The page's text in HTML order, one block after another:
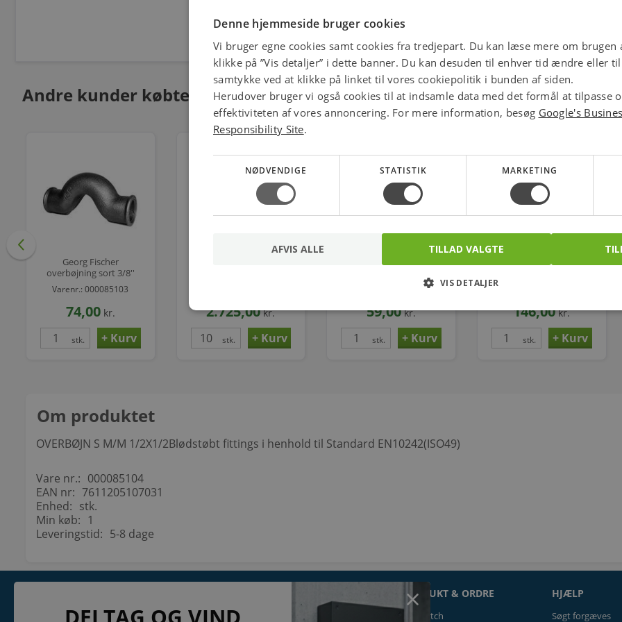
4.1
Andre kunder købte også
Georg Fischer
overbøjning sort 3/8''
Varenr.: 000085103
74,00 kr.
stk.
2.725,00 kr.
stk.
Georg Fischer
Varenr.: 000085106
59,00 kr.
stk.
Georg Fischer
146,00 kr.
stk.
Om produktet
OVERBØJN S M/M 1/2X1/2Blødstøbt fittings i henhold til Standard EN10242(ISO49)
Vare nr.: 000085104
EAN nr: 7611205107031
Enhed: stk.
Min køb: 1
Leveringstid: 5-8 dage
NETSALG EL & VVS APS
PRODUKT & ORDRE
Prismatch
HJÆLP
Søgt forgæves
Denne hjemmeside bruger cookies
Vi bruger egne cookies samt cookies fra tredjepart. Du kan læse mere om brugen
klikke på ”Vis detaljer” i dette banner. Du kan desuden til enhver tid ændre eller
samtykke ved at klikke på linket til vores cookiepolitik i bunden af siden.
Herudover bruger vi også cookies til at indsamle data med det formål at tilpasse
effektiviteten af vores annoncering. For mere information, besøg Google's
Responsibility Site.
NØDVENDIGE STATISTIK MARKETING
TILLAD VALGTE
AFVIS ALLE
VIS DETALJER